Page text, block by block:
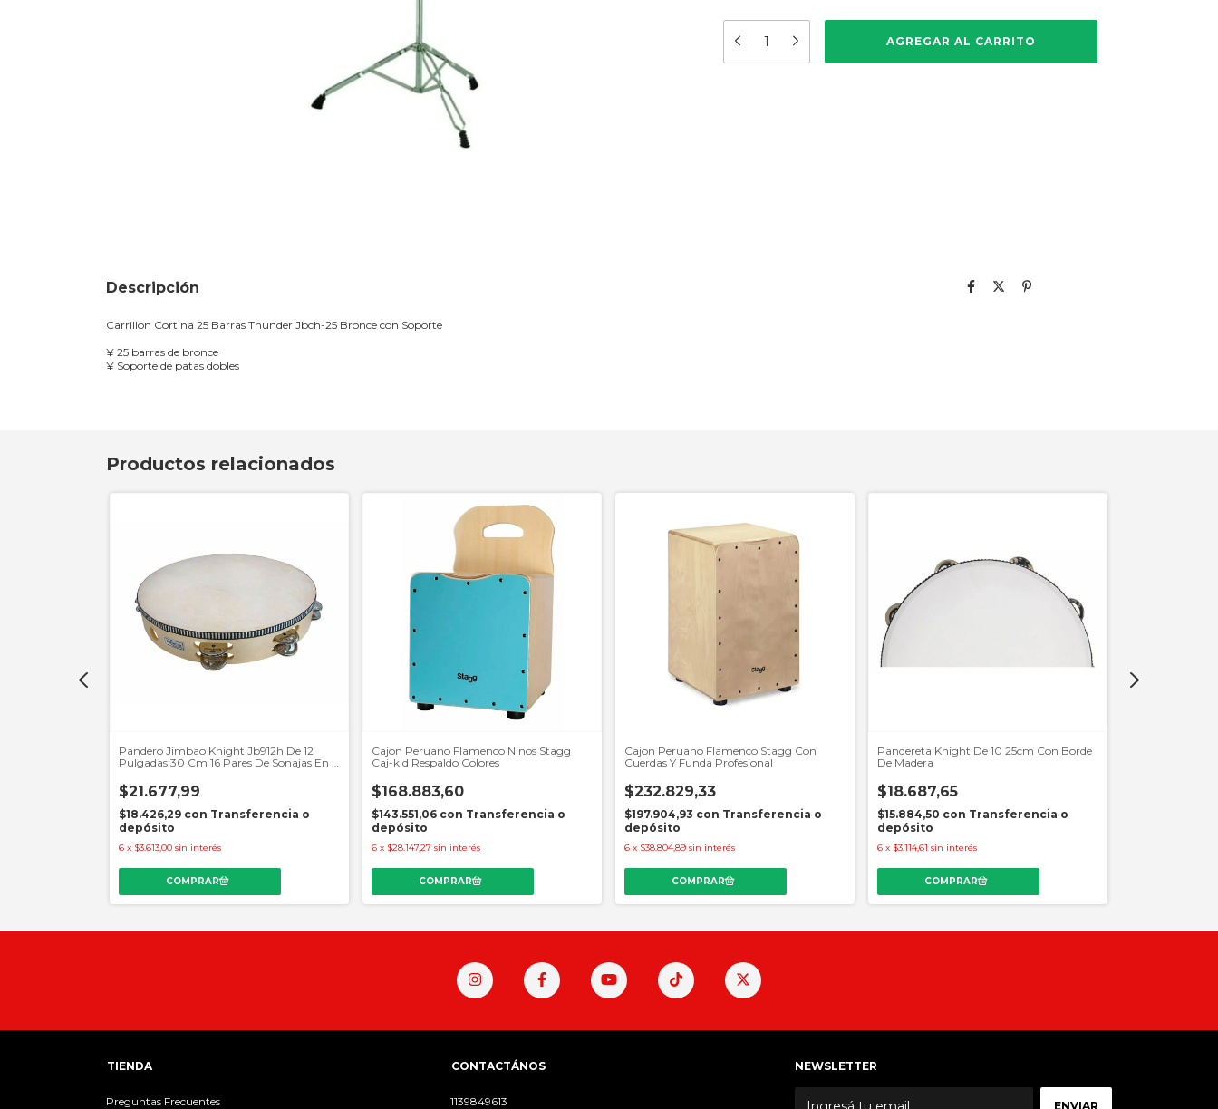
Descripción
Carrillon Cortina 25 Barras Thunder Jbch-25 Bronce con Soporte
¥ 25 barras de bronce
¥ Soporte de patas dobles
Productos relacionados
Pandero Jimbao Knight Jb912h De 12
Pulgadas 30 Cm 16 Pares De Sonajas En 2
$21.677,99
$18.426,29 con Transferencia o
depósito
6 x $3.613,00 sin interés
Cajon Peruano Flamenco Ninos Stagg
Caj-kid Respaldo Colores
$168.883,60
$143.551,06 con Transferencia o
depósito
6 x $28.147,27 sin interés
Cajon Peruano Flamenco Stagg Con
Cuerdas Y Funda Profesional
$232.829,33
$197.904,93 con Transferencia o
depósito
6 x $38.804,89 sin interés
Pandereta Knight De 10 25cm Con Borde
De Madera
$18.687,65
$15.884,50 con Transferencia o
depósito
6 x $3.114,61 sin interés
TIENDA
Preguntas Frecuentes
CONTACTÁNOS
1139849613
NEWSLETTER